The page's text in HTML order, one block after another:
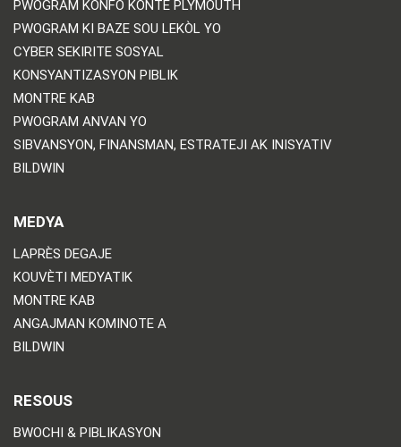
PWOGRAM KONFÒ KONTE PLYMOUTH
PWOGRAM KI BAZE SOU LEKÒL YO
CYBER SEKIRITE SOSYAL
KONSYANTIZASYON PIBLIK
MONTRE KAB
PWOGRAM ANVAN YO
SIBVANSYON, FINANSMAN, ESTRATEJI AK INISYATIV
BILDWIN
MEDYA
LAPRÈS DEGAJE
KOUVÈTI MEDYATIK
MONTRE KAB
ANGAJMAN KOMINOTE A
BILDWIN
RESOUS
BWOCHI & PIBLIKASYON